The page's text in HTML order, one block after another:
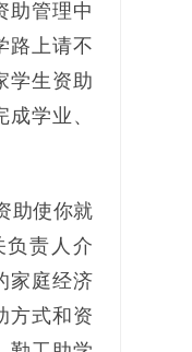
助管理中
路上请不
学生资助
学业、
助使你就
负责人介
家庭经济
方式和资